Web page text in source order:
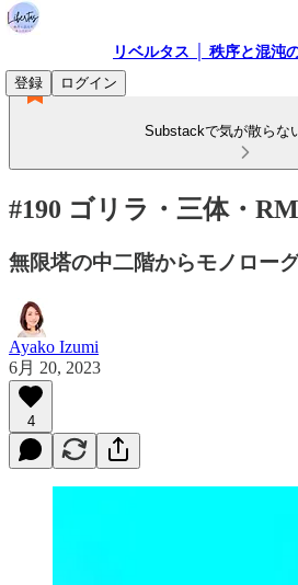
リベルタス │ 秩序と混沌
登録
ログイン
Substackで気が散らな
#190 ゴリラ・三体・
無限塔の中二階からモノロー
Ayako Izumi
6月 20, 2023
4